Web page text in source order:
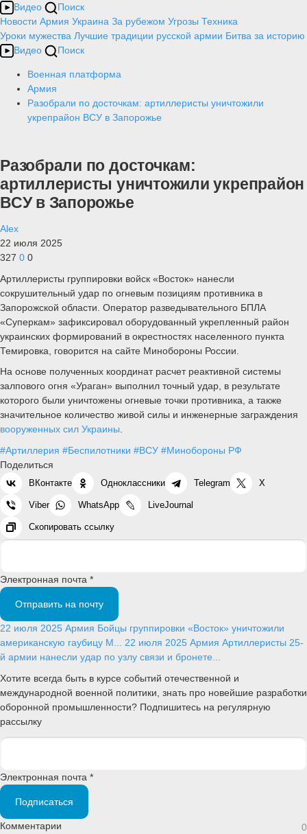
Видео
Поиск
Новости Армия Украина За рубежом Угрозы Техника
Уроки мужества Лучшие традиции русской армии Битва за историю
Видео
Поиск
Военная платформа
Армия
Разобрали по досточкам: артиллеристы уничтожили
укрепрайон ВСУ в Запорожье
Разобрали по досточкам:
артиллеристы уничтожили укрепрайон
ВСУ в Запорожье
Alex
22 июля 2025
327 0 0
Артиллеристы группировки войск «Восток» нанесли
сокрушительный удар по огневым позициям противника в
Запорожской области. Оператор разведывательного БПЛА
«Суперкам» зафиксировал оборудованный укрепленный район
украинских формирований в окрестностях населенного пункта
Темировка, говорится на сайте Минобороны России.
На основе полученных координат расчет реактивной системы
залпового огня «Ураган» выполнил точный удар, в результате
которого были уничтожены огневые точки противника, а также
значительное количество живой силы и инженерные заграждения
вооруженных сил Украины.
#Артиллерия #Беспилотники #ВСУ #Минобороны РФ
Поделиться
ВКонтакте Одноклассники Telegram X
Viber WhatsApp LiveJournal
Скопировать ссылку
Электронная почта *
Отправить на почту
22 июля 2025 Армия Бойцы группировки «Восток» уничтожили
американскую гаубицу M... 22 июля 2025 Армия Артиллеристы 25-
й армии нанесли удар по узлу связи и бронете...
Хотите всегда быть в курсе событий отечественной и
международной военной политики, знать про новейшие разработки
оборонной промышленности? Подпишитесь на регулярную
рассылку
Электронная почта *
Подписаться
Комментарии 0